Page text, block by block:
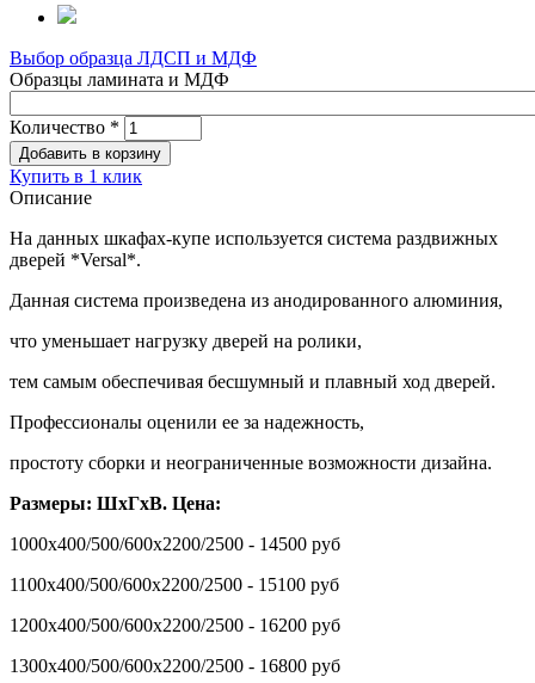
Выбор образца ЛДСП и МДФ
Образцы ламината и МДФ
Количество *
Купить в 1 клик
Описание
На данных шкафах-купе используется система раздвижных
дверей *Versal*.
Данная система произведена из анодированного алюминия,
что уменьшает нагрузку дверей на ролики,
тем самым обеспечивая бесшумный и плавный ход дверей.
Профессионалы оценили ее за надежность,
простоту сборки и неограниченные возможности дизайна.
Размеры: ШхГхВ. Цена:
1000х400/500/600х2200/2500 - 14500 руб
1100х400/500/600х2200/2500 - 15100 руб
1200х400/500/600х2200/2500 - 16200 руб
1300х400/500/600х2200/2500 - 16800 руб